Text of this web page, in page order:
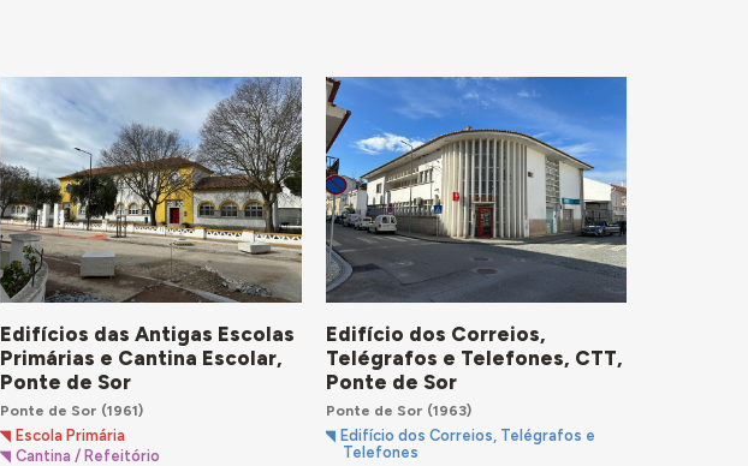
Edifícios das Antigas Escolas
Primárias e Cantina Escolar,
Ponte de Sor
Ponte de Sor (1961)
Escola Primária
Cantina / Refeitório
Edifício dos Correios,
Telégrafos e Telefones, CTT,
Ponte de Sor
Ponte de Sor (1963)
Edifício dos Correios, Telégrafos e
Telefones